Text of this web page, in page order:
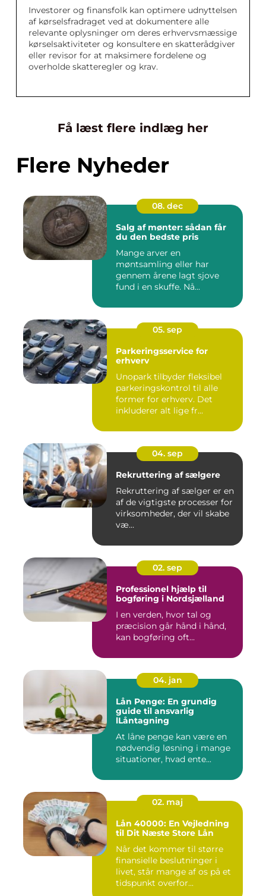
Investorer og finansfolk kan optimere udnyttelsen
af kørselsfradraget ved at dokumentere alle
relevante oplysninger om deres erhvervsmæssige
kørselsaktiviteter og konsultere en skatterådgiver
eller revisor for at maksimere fordelene og
overholde skatteregler og krav.
Få læst flere indlæg her
Flere Nyheder
08. dec
Salg af mønter: sådan får
du den bedste pris
Mange arver en
møntsamling eller har
gennem årene lagt sjove
fund i en skuffe. Nå...
05. sep
Parkeringsservice for
erhverv
Unopark tilbyder fleksibel
parkeringskontrol til alle
former for erhverv. Det
inkluderer alt lige fr...
04. sep
Rekruttering af sælgere
Rekruttering af sælger er en
af de vigtigste processer for
virksomheder, der vil skabe
væ...
02. sep
Professionel hjælp til
bogføring i Nordsjælland
I en verden, hvor tal og
præcision går hånd i hånd,
kan bogføring oft...
04. jan
Lån Penge: En grundig
guide til ansvarlig
lLåntagning
At låne penge kan være en
nødvendig løsning i mange
situationer, hvad ente...
02. maj
Lån 40000: En Vejledning
til Dit Næste Store Lån
Når det kommer til større
finansielle beslutninger i
livet, står mange af os på et
tidspunkt overfor...